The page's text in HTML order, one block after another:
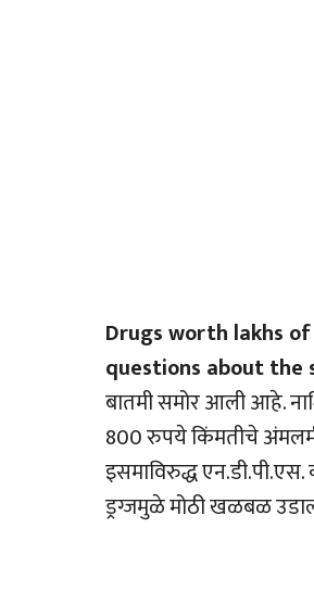
Drugs worth lakhs
questions about the
बातमी समोर आली आहे.
800 रुपये किंमतीचे
इसमाविरुद्ध
ड्रग्जमुळे मोठी खळबळ